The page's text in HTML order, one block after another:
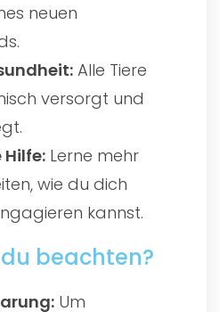
neuen
Alle Tiere
versorgt und
Lerne mehr
wie du dich
kannst.
beachten?
Um